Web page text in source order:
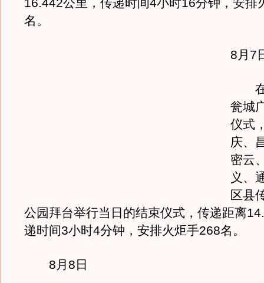
16.442公里，传递时间4小时16分钟，安排
名。
8月7
在
瓮城
仪式
庆、
密云
义、
区县
公园拜台举行当日的结束仪式，传递距离
递时间3小时4分钟，安排火炬手268名。
8月8日